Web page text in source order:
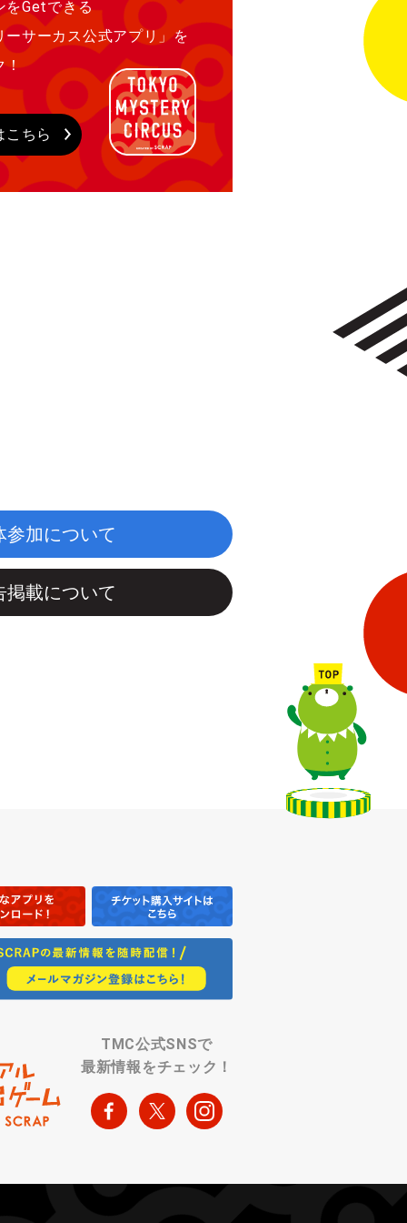
をGetできる
ーサーカス公式アプリ」を
！
こちら
参加について
掲載について
TMC公式SNSで
最新情報をチェック！